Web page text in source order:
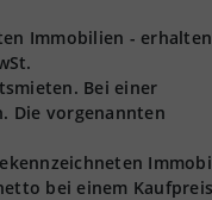
Immobilien -
Bei einer
Die vorgenannten
bei einem